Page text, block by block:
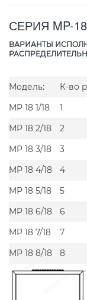
СЕРИЯ MP-18
ВАРИАНТЫ
Модель: К-во
MP 18 1/18
1
MP 18 2/18
2
MP 18 3/18
3
MP 18 4/18
4
MP 18 5/18
5
MP 18 6/18
6
MP 18 7/18
7
MP 18 8/18
8